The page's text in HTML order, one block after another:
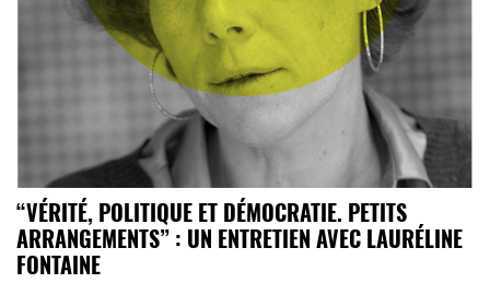
“VÉRITÉ, POLITIQUE ET DÉMOCRATIE. PETITS
ARRANGEMENTS” : UN ENTRETIEN AVEC LAURÉLINE
FONTAINE